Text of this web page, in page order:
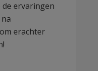
de ervaringen
erachter